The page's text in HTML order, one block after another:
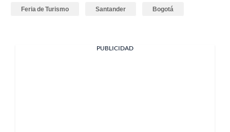
Feria de Turismo Santander Bogotá
PUBLICIDAD